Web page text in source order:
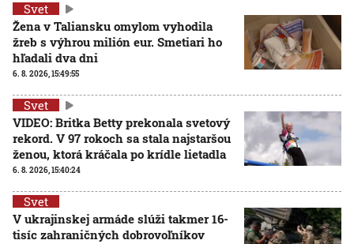
Svet
Žena v Taliansku omylom vyhodila
žreb s výhrou milión eur. Smetiari ho
hľadali dva dni
6. 8. 2026, 15:49:55
Svet
VIDEO: Britka Betty prekonala svetový
rekord. V 97 rokoch sa stala najstaršou
ženou, ktorá kráčala po krídle lietadla
6. 8. 2026, 15:40:24
Svet
V ukrajinskej armáde slúži takmer 16-
tisíc zahraničných dobrovoľníkov